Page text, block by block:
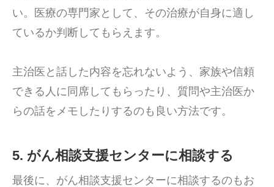
い。医療の専門家として、その治療が自身に適し
ているか判断してもらえます。
主治医と話した内容を忘れないよう、家族や信頼
できる人に同席してもらったり、質問や主治医か
らの話をメモしたりするのも良い方法です。
5. がん相談支援センターに相談する
最後に、がん相談支援センターに相談するのもお